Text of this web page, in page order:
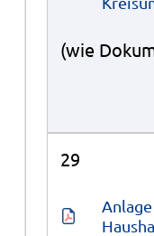
(wie
29